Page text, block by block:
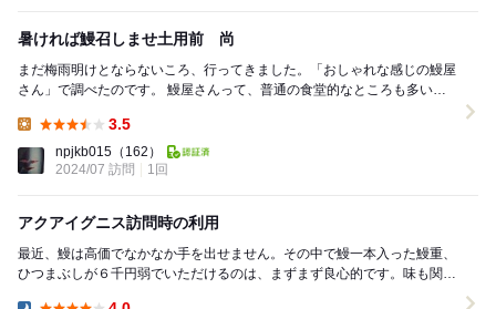
暑ければ鰻召しませ土用前 尚
まだ梅雨明けとならないころ、行ってきました。「おしゃれな感じの鰻屋
さん」で調べたのです。 鰻屋さんって、普通の食堂的なところも多いで
3.5
npjkb015 （162）
2024/07 訪問
1回
アクアイグニス訪問時の利用
最近、鰻は高価でなかなか手を出せません。その中で鰻一本入った鰻重、
ひつまぶしが６千円弱でいただけるのは、まずまず良心的です。味も関西